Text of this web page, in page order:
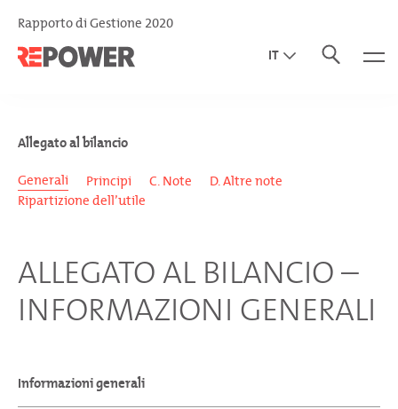
Rapporto di Gestione 2020
IT
Allegato al bilancio
Generali Principi C. Note
D. Altre note
Ripartizione dell’utile
ALLEGATO AL BILANCIO –
INFORMAZIONI GENERALI
Informazioni generali